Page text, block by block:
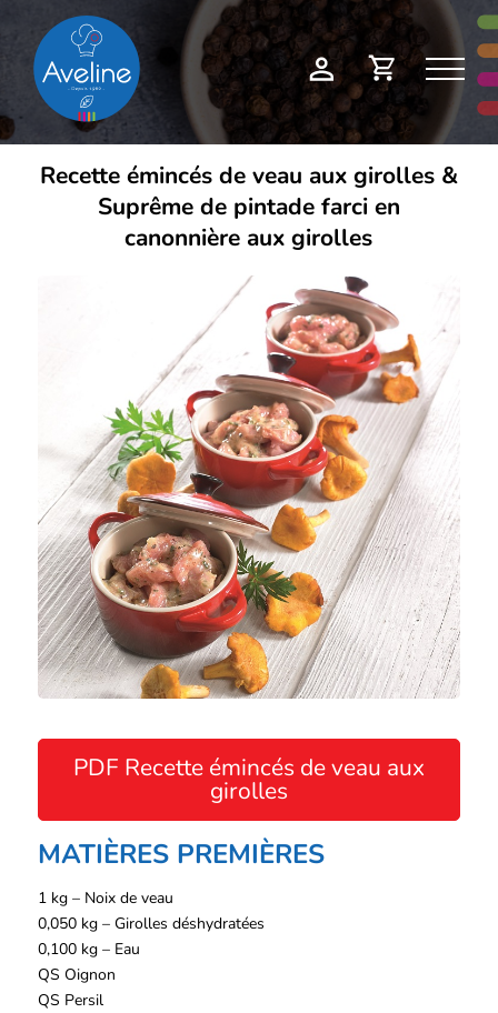
Mon
compte
Demande
de
devis
Recette émincés de veau aux girolles &
Suprême de pintade farci en
canonnière aux girolles
PDF Recette émincés de veau aux
girolles
MATIÈRES PREMIÈRES
1 kg – Noix de veau
0,050 kg – Girolles déshydratées
0,100 kg – Eau
QS Oignon
QS Persil
Panneau de gestion des cookies